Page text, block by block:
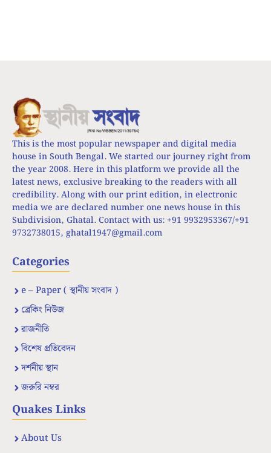
This is the most popular newspaper and digital media
house in South Bengal. We started our journey right from
the year 2008. Here in this platform we provide all the
latest news, exclusive breaking to the readers with all
credibility. Along with our print edition, in electronic
media we are declared number one news house in this
Subdivision, Ghatal. Contact with us: +91 9932953367/+91
9732738015, ghatal1947@gmail.com
Categories
e – Paper ( স্থানীয় সংবাদ )
ব্রেকিং নিউজ
রাজনীতি
বিশেষ প্রতিবেদন
দর্শনীয় স্থান
জরুরি নম্বর
Quakes Links
About Us